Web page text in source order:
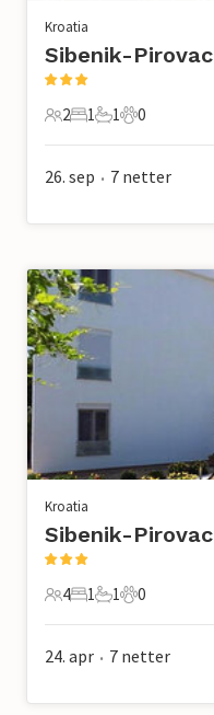
Kroatia
Sibenik-Pirovac
2 Gjester
2
1 Soverom
1
1 Bad
1
0 Kjæledyr
0
26. sep • 7 netter
Kroatia
Sibenik-Pirovac
4 Gjester
4
1 Soverom
1
1 Bad
1
0 Kjæledyr
0
24. apr • 7 netter